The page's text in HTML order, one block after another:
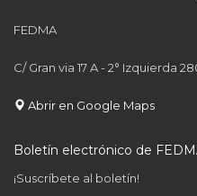
FEDMA
C/ Gran via 17 A - 2° Izquierda
Abrir en Google Maps
Boletín electrónico de
¡Suscríbete al boletín!